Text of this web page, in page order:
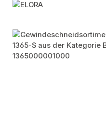
Bildergalerie überspringen